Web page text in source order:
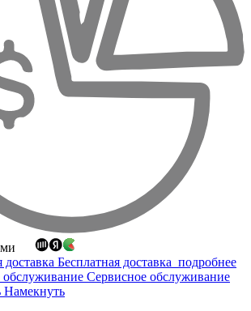
Бесплатная доставка подробнее
Сервисное обслуживание
Намекнуть